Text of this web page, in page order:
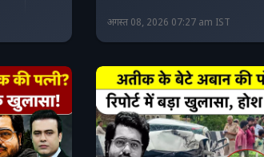
अगस्त 08, 2026 07:27 am IST